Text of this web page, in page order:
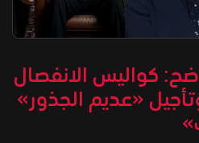
كواليس الانفصال
«عديم الجذور»